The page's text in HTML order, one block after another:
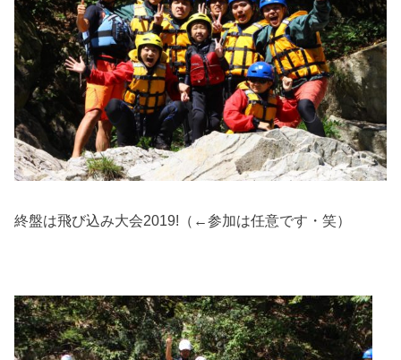
終盤は飛び込み大会2019!（←参加は任意です・笑）